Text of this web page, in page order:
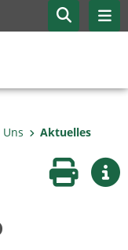
Aktuelles
Seite